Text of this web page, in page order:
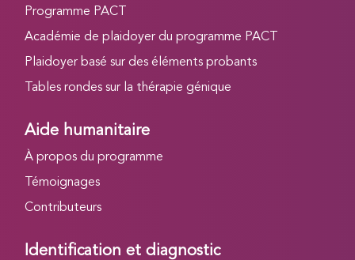
Programme PACT
Académie de plaidoyer du programme PACT
Plaidoyer basé sur des éléments probants
Tables rondes sur la thérapie génique
Aide humanitaire
À propos du programme
Témoignages
Contributeurs
Identification et diagnostic